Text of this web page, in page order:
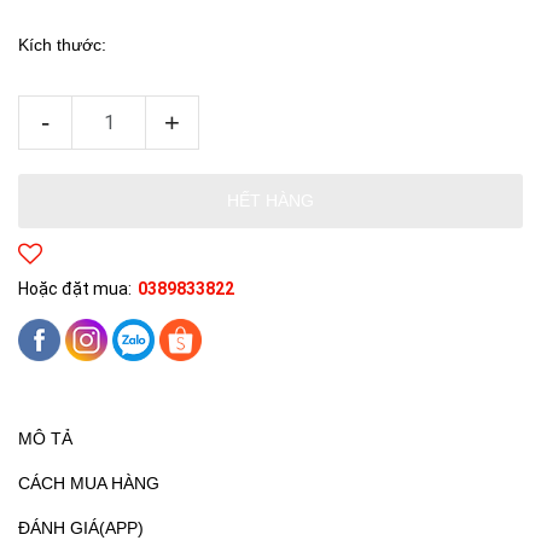
Kích thước:
- +
Hoặc đặt mua: 0389833822
MÔ TẢ
CÁCH MUA HÀNG
ĐÁNH GIÁ(APP)